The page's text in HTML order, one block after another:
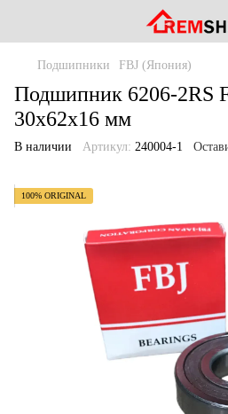
Подшипники FBJ (Япония)
Подшипник 6206-2RS
30x62x16 мм
В наличии Артикул: 240004-1
100% ORIGINAL